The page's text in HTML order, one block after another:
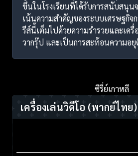
ขึ้นในโรงเรียนที่ได้รับการสนับสนุน
เน้นความสำคัญของระบบเศรษฐกิจ
รีส์นี้เต็มไปด้วยความร่ำรวยและเค
วากรุ๊ป และเป็นการสะท้อนความอ
ซีรี่ย์เกาหลี
เครื่องเล่นวิดีโอ (พากย์ไทย)